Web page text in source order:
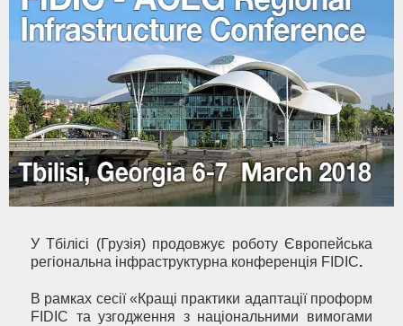
У Тбілісі (Грузія) продовжує роботу Європейська
регіональна інфраструктурна конференція FIDIC.
В рамках сесії «Кращі практики адаптації проформ
FIDIC та узгодження з національними вимогами